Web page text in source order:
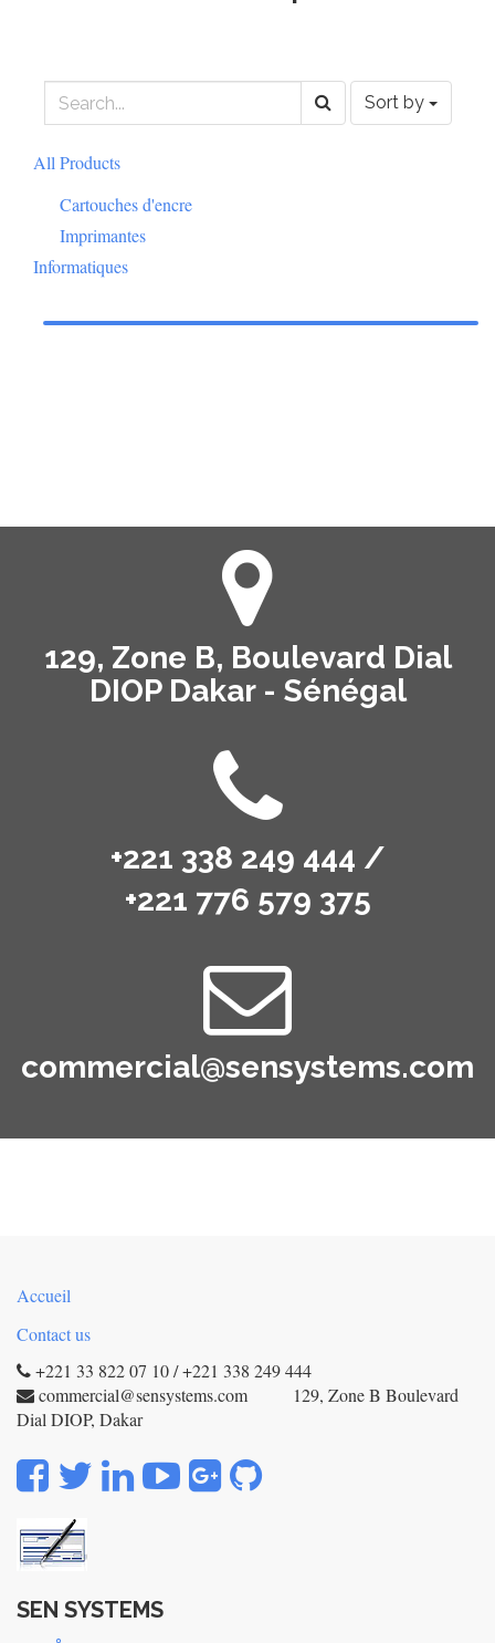
Sort by
All Products
Cartouches d'encre
Imprimantes
Informatiques
129, Zone B, Boulevard Dial
DIOP Dakar - Sénégal
+221 338 249 444 /
+221 776 579 375
commercial@sensystems.com
Accueil
Contact us
+221 33 822 07 10 / +221 338 249 444
commercial@sensystems.com 129, Zone B Boulevard
Dial DIOP, Dakar
SEN SYSTEMS